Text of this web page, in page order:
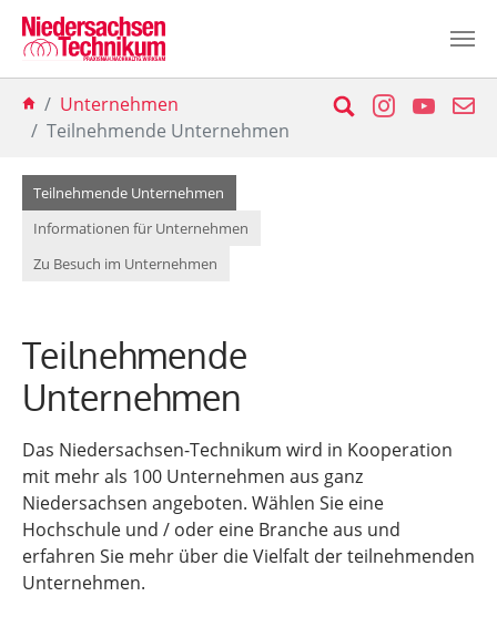
SucheInstagramE-
Unternehmen
Teilnehmende Unternehmen
Teilnehmende Unternehmen
Informationen für Unternehmen
Zu Besuch im Unternehmen
Teilnehmende
Unternehmen
Das Niedersachsen-Technikum wird in Kooperation
mit mehr als 100 Unternehmen aus ganz
Niedersachsen angeboten. Wählen Sie eine
Hochschule und / oder eine Branche aus und
erfahren Sie mehr über die Vielfalt der teilnehmenden
Unternehmen.